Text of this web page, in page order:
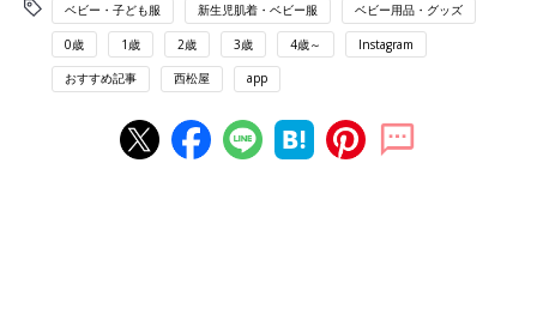
ベビー・子ども服 新生児肌着・ベビー服 ベビー用品・グッズ
0歳 1歳 2歳 3歳 4歳～ Instagram
おすすめ記事 西松屋 app